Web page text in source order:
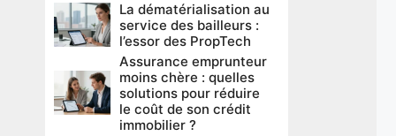
La dématérialisation au
service des bailleurs :
l’essor des PropTech
Assurance emprunteur
moins chère : quelles
solutions pour réduire
le coût de son crédit
immobilier ?